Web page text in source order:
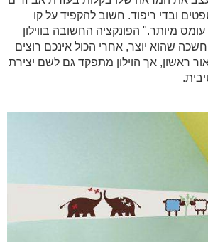
ובדי ריפוד. חשוב להקפיד על קו
עומס מיותר." הפונקציה החשובה בווילון
שהוא יוצר, אחרי הכול אינכם רוצים
ראשון, אך הוילון מתפקד גם לשם יצירת